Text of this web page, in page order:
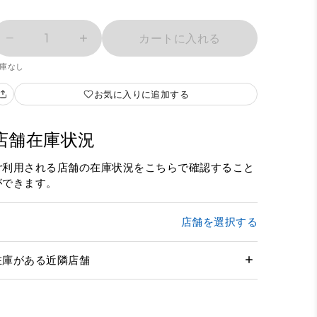
1 カートに入れる
なし
お気に入りに追加する
舗在庫状況
利用される店舗の在庫状況をこちらで確認すること
きます。
店舗を選択する
庫がある近隣店舗